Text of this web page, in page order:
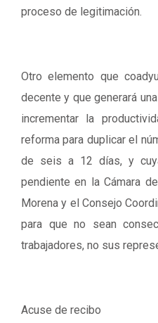
proceso de legitimación.
Otro elemento que
decente y que generará
incrementar la
reforma para duplicar el
de seis a 12 días, y
pendiente en la Cámara
Morena y el Consejo
para que no sean
trabajadores, no sus
Acuse de recibo